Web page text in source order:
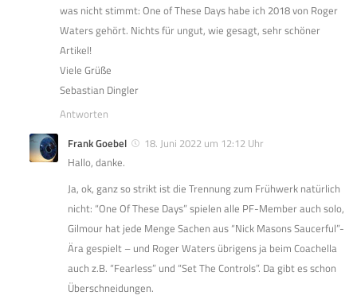
was nicht stimmt: One of These Days habe ich 2018 von Roger
Waters gehört. Nichts für ungut, wie gesagt, sehr schöner
Artikel!
Viele Grüße
Sebastian Dingler
Antworten
Frank Goebel
18. Juni 2022 um 12:12 Uhr
Hallo, danke.
Ja, ok, ganz so strikt ist die Trennung zum Frühwerk natürlich
nicht: “One Of These Days” spielen alle PF-Member auch solo,
Gilmour hat jede Menge Sachen aus “Nick Masons Saucerful”-
Ära gespielt – und Roger Waters übrigens ja beim Coachella
auch z.B. “Fearless” und “Set The Controls”. Da gibt es schon
Überschneidungen.